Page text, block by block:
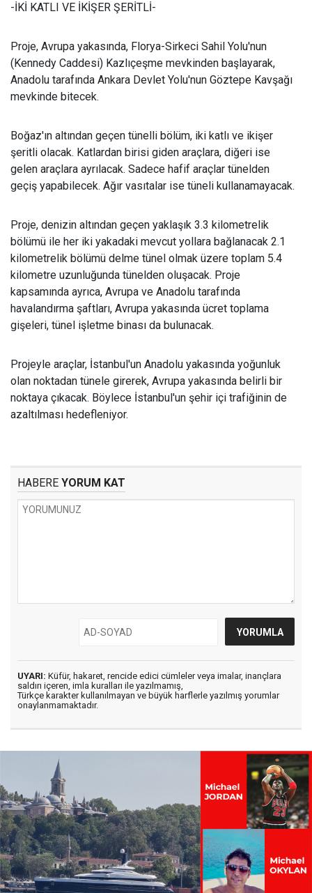
-İKİ KATLI VE İKİŞER ŞERİTLİ-
Proje, Avrupa yakasında, Florya-Sirkeci Sahil Yolu'nun
(Kennedy Caddesi) Kazlıçeşme mevkinden başlayarak,
Anadolu tarafında Ankara Devlet Yolu'nun Göztepe Kavşağı
mevkinde bitecek.
Boğaz'ın altından geçen tünelli bölüm, iki katlı ve ikişer
şeritli olacak. Katlardan birisi giden araçlara, diğeri ise
gelen araçlara ayrılacak. Sadece hafif araçlar tünelden
geçiş yapabilecek. Ağır vasıtalar ise tüneli kullanamayacak.
Proje, denizin altından geçen yaklaşık 3.3 kilometrelik
bölümü ile her iki yakadaki mevcut yollara bağlanacak 2.1
kilometrelik bölümü delme tünel olmak üzere toplam 5.4
kilometre uzunluğunda tünelden oluşacak. Proje
kapsamında ayrıca, Avrupa ve Anadolu tarafında
havalandırma şaftları, Avrupa yakasında ücret toplama
gişeleri, tünel işletme binası da bulunacak.
Projeyle araçlar, İstanbul'un Anadolu yakasında yoğunluk
olan noktadan tünele girerek, Avrupa yakasında belirli bir
noktaya çıkacak. Böylece İstanbul'un şehir içi trafiğinin de
azaltılması hedefleniyor.
HABERE YORUM KAT
UYARI: Küfür, hakaret, rencide edici cümleler veya imalar, inançlara
saldırı içeren, imla kuralları ile yazılmamış,
Türkçe karakter kullanılmayan ve büyük harflerle yazılmış yorumlar
onaylanmamaktadır.